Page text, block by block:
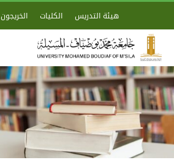
هيئة التدريس الكليات الخريجون